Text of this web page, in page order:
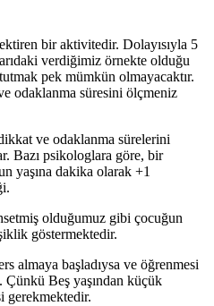
bir aktivitedir. Dolayısıyla 5
verdiğimiz örnekte olduğu
pek mümkün olmayacaktır.
odaklanma süresini ölçmeniz
ve odaklanma sürelerini
Bazı psikologlara göre, bir
yaşına dakika olarak +1
olduğumuz gibi çocuğun
göstermektedir.
almaya başladıysa ve öğrenmesi
Beş yaşından küçük
gerekmektedir.